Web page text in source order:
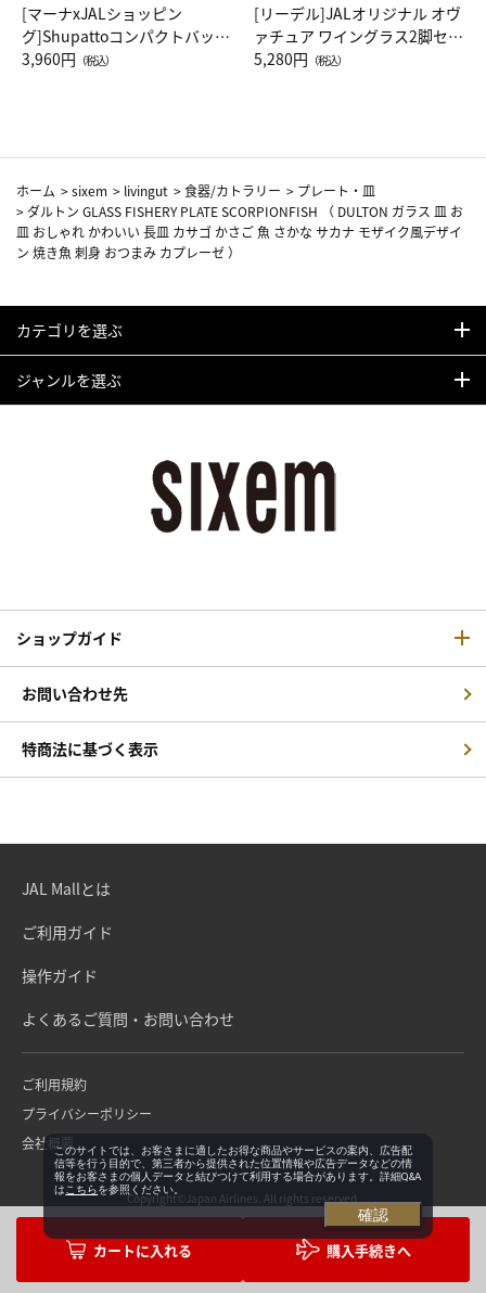
購入手続きへ
[マーナxJALショッピン
グ]Shupattoコンパクトバッグ
Drop JAL客室乗務員（LC）ス
3,960円 （税込）
[リーデル]JALオリジナル オヴ
ァチュア ワイングラス2脚セッ
ト（レッドワイン）
5,280円 （税込）
ホーム >sixem > livingut >食器/カトラリー > プレート・皿
> ダルトン GLASS FISHERY PLATE SCORPIONFISH （ DULTON ガラス 皿 お
皿 おしゃれ かわいい 長皿 カサゴ かさご 魚 さかな サカナ モザイク風デザイ
ン 焼き魚 刺身 おつまみ カプレーゼ ）
カテゴリを選ぶ
ジャンルを選ぶ
ショップガイド
お問い合わせ先
特商法に基づく表示
JAL Mallとは
ご利用ガイド
操作ガイド
よくあるご質問・お問い合わせ
ご利用規約
プライバシーポリシー
会社概要
Copyright©Japan Airlines. All rights reserved.
このサイトでは、お客さまに適したお得な商品やサービスの案内、広告配
信等を行う目的で、第三者から提供された位置情報や広告データなどの情
報をお客さまの個人データと結びつけて利用する場合があります。詳細Q&A
は こちらを参照ください。
確認